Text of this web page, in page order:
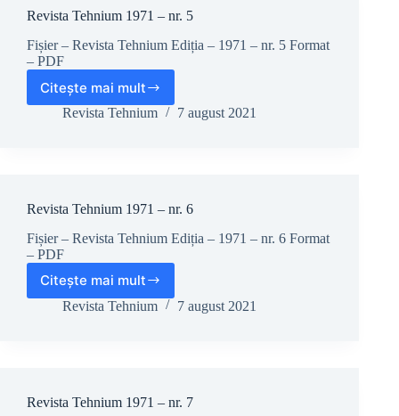
Revista Tehnium 1971 – nr. 5
Fișier – Revista Tehnium Ediția – 1971 – nr. 5 Format
– PDF
Citește mai mult
Revista
Tehnium
Revista Tehnium 7 august 2021
Revista Tehnium 1971 – nr. 6
Fișier – Revista Tehnium Ediția – 1971 – nr. 6 Format
– PDF
Citește mai mult
Revista
Tehnium
Revista Tehnium 7 august 2021
Revista Tehnium 1971 – nr. 7